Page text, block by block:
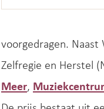
voorgedragen. Naast
Zelfregie en Herstel
Meer,